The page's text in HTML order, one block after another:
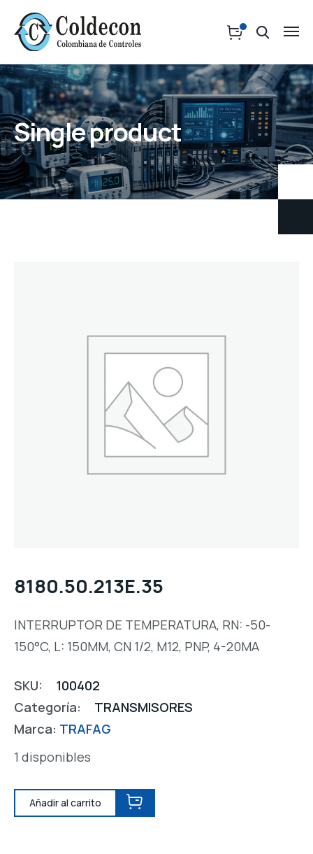
Single product
8180.50.213E.35
INTERRUPTOR DE TEMPERATURA, RN: -50-
150°C, L: 150MM, CN 1/2, M12, PNP, 4-20MA
SKU:
100402
Categoría:
TRANSMISORES
Marca: TRAFAG
1 disponibles
Añadir al carrito